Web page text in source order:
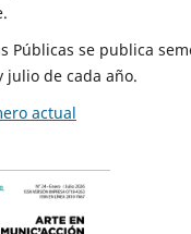
Públicas se publica
julio de cada año.
actual